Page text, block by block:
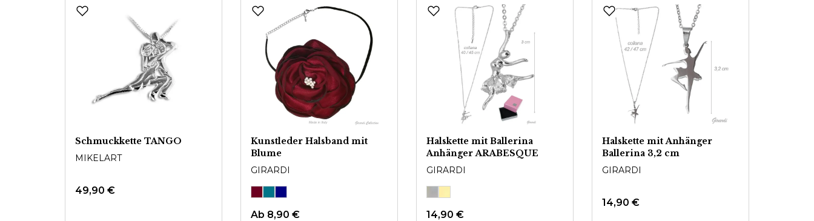
Schmuckkette TANGO
MIKELART
49,90 €
Kunstleder Halsband mit
Blume
GIRARDI
Ab 8,90 €
Halskette mit Ballerina
Anhänger ARABESQUE
GIRARDI
14,90 €
Halskette mit Anhänger
Ballerina 3,2 cm
GIRARDI
14,90 €